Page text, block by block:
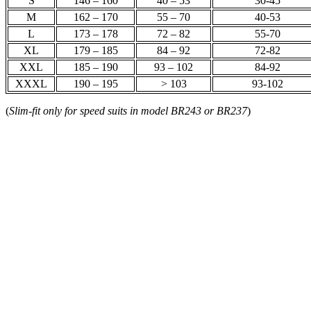
M
162 – 170 55 – 70
40-53
L
173 – 178 72 – 82
55-70
XL
179 – 185 84 – 92
72-82
XXL
185 – 190 93 – 102
84-92
XXXL
190 – 195 > 103 93-102
(Slim-fit only for speed suits in model BR243 or BR237)